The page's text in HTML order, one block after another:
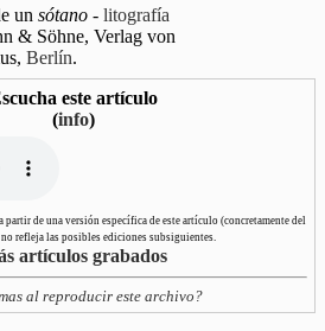
un sótano - litografía
& Söhne, Verlag von
Berlín.
este artículo
(info)
partir de una versión específica de este artículo (concretamente del
refleja las posibles ediciones subsiguientes.
artículos grabados
al reproducir este archivo?